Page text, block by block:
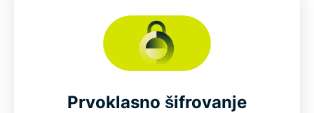
Prvoklasno šifrovanje